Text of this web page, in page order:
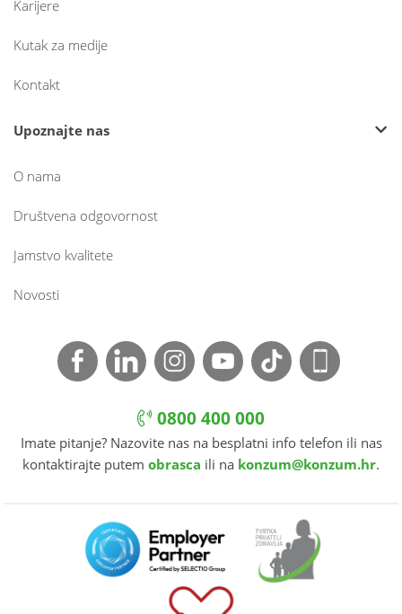
Karijere
Kutak za medije
Kontakt
Upoznajte nas
O nama
Društvena odgovornost
Jamstvo kvalitete
Novosti
0800 400 000
Imate pitanje? Nazovite nas na besplatni info telefon ili nas
kontaktirajte putem obrasca ili na konzum@konzum.hr.